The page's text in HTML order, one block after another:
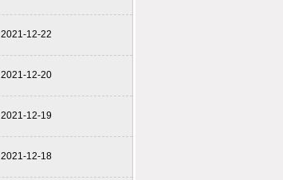
2021-12-22
2021-12-20
2021-12-19
2021-12-18